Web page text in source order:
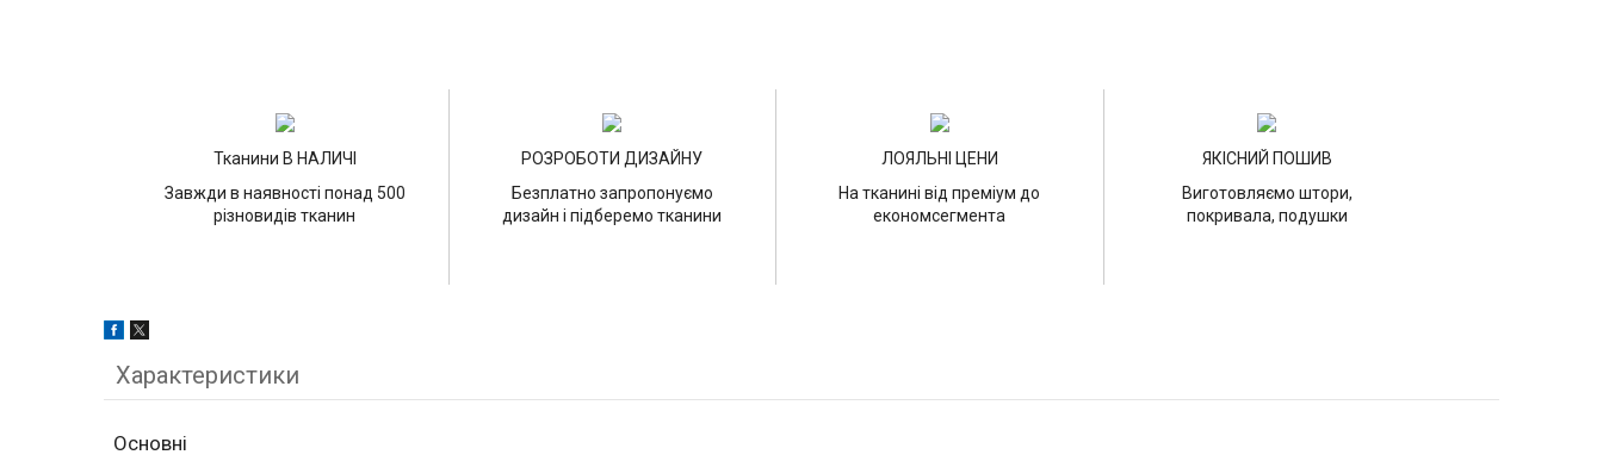
Тканини В НАЛИЧІ
Завжди в наявності понад 500
різновидів тканин
РОЗРОБОТИ ДИЗАЙНУ
Безплатно запропонуємо
дизайн і підберемо тканини
ЛОЯЛЬНІ ЦЕНИ
На тканині від преміум до
економсегмента
ЯКІСНИЙ ПОШИВ
Виготовляємо штори,
покривала, подушки
Характеристики
Основні